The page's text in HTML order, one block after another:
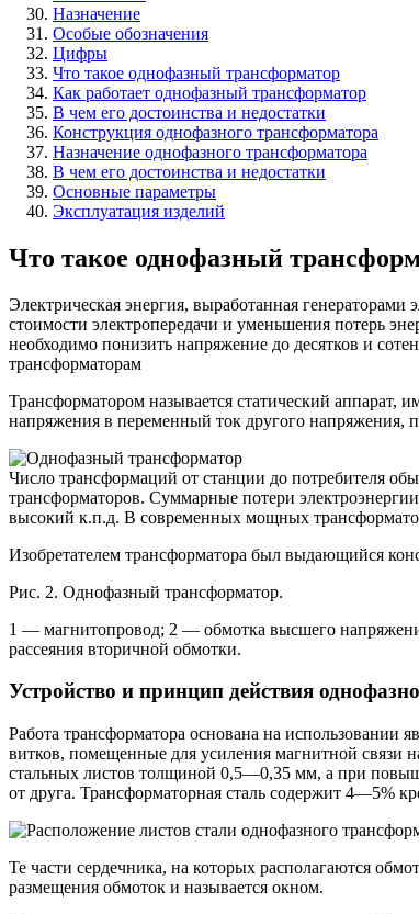
Назначение
Особые обозначения
Цифры
Что такое однофазный трансформатор
Как работает однофазный трансформатор
В чем его достоинства и недостатки
Конструкция однофазного трансформатора
Назначение однофазного трансформатора
В чем его достоинства и недостатки
Основные параметры
Эксплуатация изделий
Что такое однофазный
Электрическая энергия, выработанная
стоимости электропередачи и уменьшения потерь
необходимо понизить напряжение до десятков и
трансформаторам
Трансформатором называется статический
напряжения в переменный ток другого напряжения,
Число трансформаций от станции до потребителя
трансформаторов. Суммарные потери
высокий к.п.д. В современных мощных
Изобретателем трансформатора был выдающийся
Рис. 2. Однофазный трансформатор.
1 — магнитопровод; 2 — обмотка высшего
рассеяния вторичной обмотки.
Устройство и принцип действия
Работа трансформатора основана на
витков, помещенные для усиления магнитной связи
стальных листов толщиной 0,5—0,35 мм, а при
от друга. Трансформаторная сталь содержит 4—5%
Те части сердечника, на которых располагаются
размещения обмоток и называется окном.